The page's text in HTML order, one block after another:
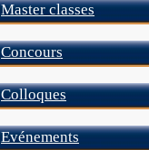
Master classes
Concours
Colloques
Evénements